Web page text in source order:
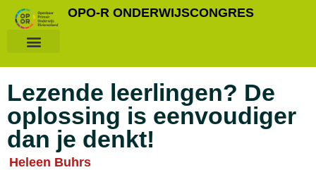
OPO-R ONDERWIJSCONGRES
Lezende leerlingen? De
oplossing is eenvoudiger
dan je denkt!
Heleen Buhrs